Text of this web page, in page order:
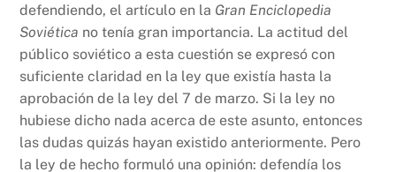
defendiendo, el artículo en la Gran Enciclopedia
Soviética no tenía gran importancia. La actitud del
público soviético a esta cuestión se expresó con
suficiente claridad en la ley que existía hasta la
aprobación de la ley del 7 de marzo. Si la ley no
hubiese dicho nada acerca de este asunto, entonces
las dudas quizás hayan existido anteriormente. Pero
la ley de hecho formuló una opinión: defendía los